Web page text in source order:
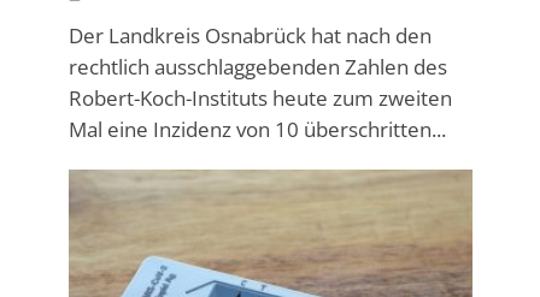
Der Landkreis Osnabrück hat nach den
rechtlich ausschlaggebenden Zahlen des
Robert-Koch-Instituts heute zum zweiten
Mal eine Inzidenz von 10 überschritten...